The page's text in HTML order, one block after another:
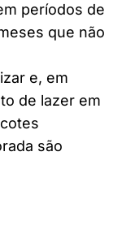
períodos de
que não
e, em
de lazer em
são